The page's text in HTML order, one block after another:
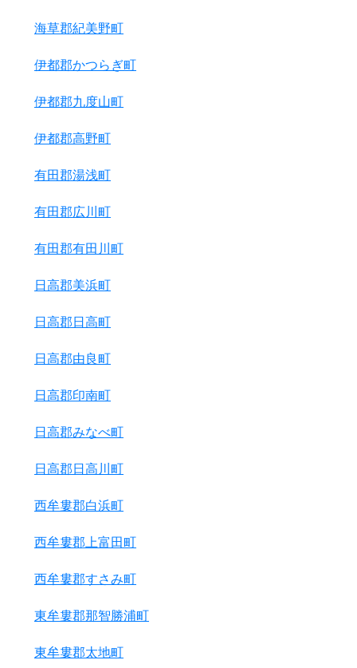
海草郡紀美野町
伊都郡かつらぎ町
伊都郡九度山町
伊都郡高野町
有田郡湯浅町
有田郡広川町
有田郡有田川町
日高郡美浜町
日高郡日高町
日高郡由良町
日高郡印南町
日高郡みなべ町
日高郡日高川町
西牟婁郡白浜町
西牟婁郡上富田町
西牟婁郡すさみ町
東牟婁郡那智勝浦町
東牟婁郡太地町